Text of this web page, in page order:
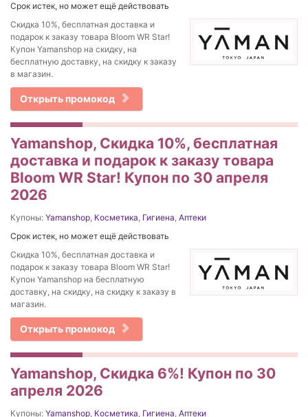
Срок истек, но может ещё действовать
Скидка 10%, бесплатная доставка и
подарок к заказу товара Bloom WR Star!
Купон Yamanshop на скидку, на
бесплатную доставку, на скидку к заказу
в магазин.
Открыть промокод
Yamanshop, Скидка 10%, бесплатная
доставка и подарок к заказу товара
Bloom WR Star! Купон по 30 апреля
2026
Купоны: Yamanshop, Косметика, Гигиена, Аптеки
Срок истек, но может ещё действовать
Скидка 10%, бесплатная доставка и
подарок к заказу товара Bloom WR Star!
Купон Yamanshop на бесплатную
доставку, на скидку, на скидку к заказу в
магазин.
Открыть промокод
Yamanshop, Скидка 6%! Купон по 30
апреля 2026
Купоны: Yamanshop, Косметика, Гигиена, Аптеки